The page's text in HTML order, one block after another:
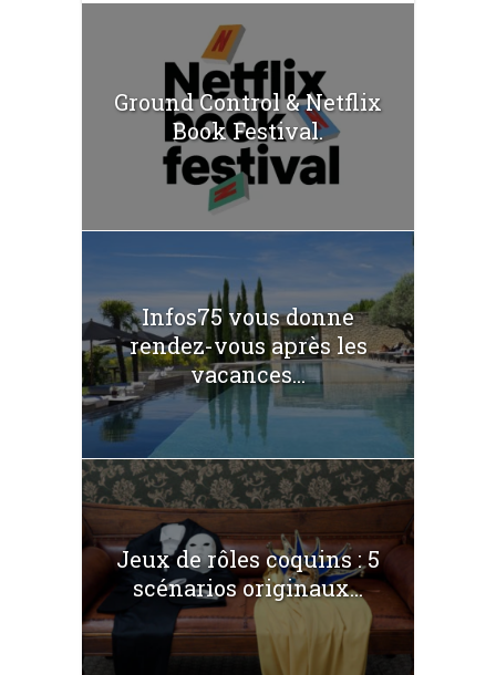
Ground Control & Netflix
Book Festival.
Infos75 vous donne
rendez-vous après les
vacances...
Jeux de rôles coquins : 5
scénarios originaux...